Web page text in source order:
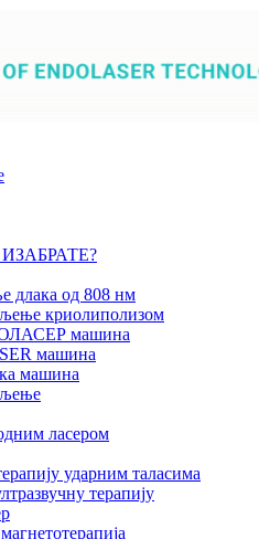
длака од 808 нм
криолиполизом
машина
машина
машина
ласером
ударним таласима
терапију